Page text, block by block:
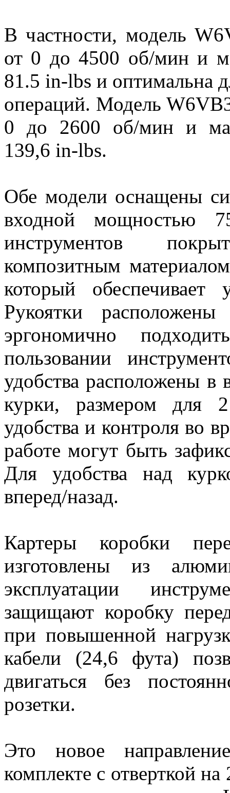
В частности, модель
от 0 до 4500 об/мин и
81.5 in-lbs и оптимальна
операций. Модель
0 до 2600 об/мин и
139,6 in-lbs.
Обе модели оснащены
входной мощностью
инструментов
композитным
который обеспечивает
Рукоятки
эргономично
пользовании
удобства расположены в
курки, размером для
удобства и контроля во
работе могут быть
Для удобства над
вперед/назад.
Картеры коробки
изготовлены из
эксплуатации
защищают коробку
при повышенной
кабели (24,6 фута)
двигаться без
розетки.
Это новое
комплекте с отверткой